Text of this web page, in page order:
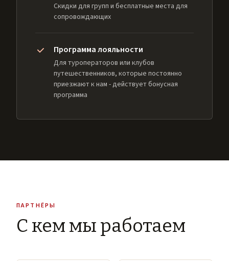
Скидки для групп и бесплатные места для
сопровождающих
Программа лояльности
Для туроператоров или клубов
путешественников, которые постоянно
приезжают к нам - действует бонусная
программа
ПАРТНЁРЫ
С кем мы работаем